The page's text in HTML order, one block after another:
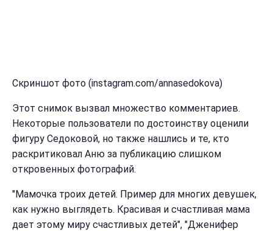
Скриншот фото (instagram.com/annasedokova)
Этот снимок вызвал множество комментариев.
Некоторые пользователи по достоинству оценили
фигуру Седоковой, но также нашлись и те, кто
раскритиковал Аню за публикацию слишком
откровенных фотографий.
"Мамочка троих детей. Пример для многих девушек,
как нужно выглядеть. Красивая и счастливая мама
дает этому миру счастливых детей", "Дженифер